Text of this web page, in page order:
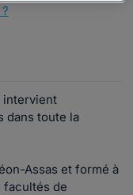
intervient
dans toute la
Assas et formé à
facultés de